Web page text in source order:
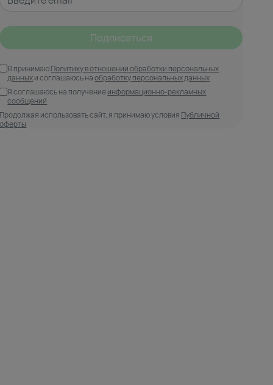
Я принимаюПолитику в отношении обработки персональных
данныхи соглашаюсь наобработку персональных данных
Я соглашаюсь на получениеинформационно-рекламных
сообщений
Продолжая использовать сайт, я принимаю условия Публичной
оферты